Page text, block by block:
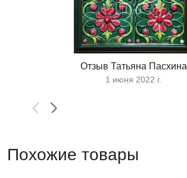
Отзыв Татьяна Пасхина
1 июня 2022 г.
Похожие товары